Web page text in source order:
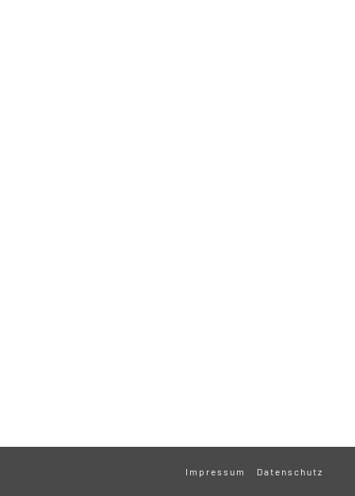
Impressum Datenschutz